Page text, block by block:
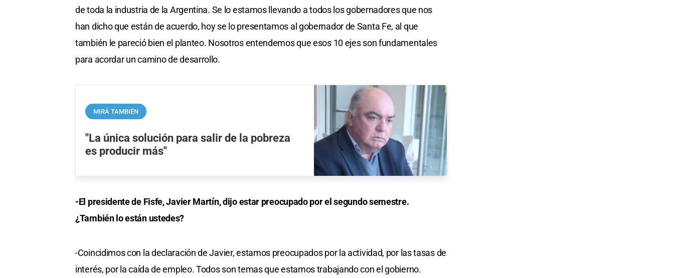
de toda la industria de la Argentina. Se lo estamos llevando a todos los gobernadores que nos
han dicho que están de acuerdo, hoy se lo presentamos al gobernador de Santa Fe, al que
también le pareció bien el planteo. Nosotros entendemos que esos 10 ejes son fundamentales
para acordar un camino de desarrollo.
MIRÁ TAMBIÉN
"La única solución para salir de la pobreza
es producir más"
-El presidente de Fisfe, Javier Martín, dijo estar preocupado por el segundo semestre.
¿También lo están ustedes?
-Coincidimos con la declaración de Javier, estamos preocupados por la actividad, por las tasas de
interés, por la caída de empleo. Todos son temas que estamos trabajando con el gobierno.